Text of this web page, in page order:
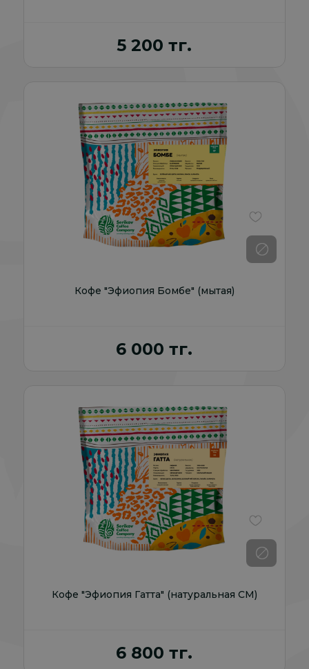
5 200 тг.
Кофе "Эфиопия Бомбе" (мытая)
6 000 тг.
В
Кофе "Эфиопия Гатта" (натуральная СМ)
6 800 тг.
В